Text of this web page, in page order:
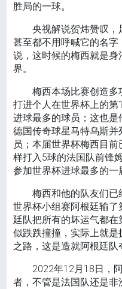
胜局的一球。
央视解说贺炜赞叹，
甚至都不用呼喊它的名
说，这时候的梅西就是
界。
梅西本场比赛创造多
打进个人在世界杯上的
进球最多的球员；这也
德国传奇球星马特乌斯
员；本届世界杯梅西目
样打入5球的法国队前锋
参加世界杯进球最多的一
梅西和他的队友们
世界杯小组赛阿根廷输
廷队把所有的坏运气都
似跌跌撞撞，实际上就
之路，这是造就阿根廷队
2022年12月18日，
者，不管是法国队还是